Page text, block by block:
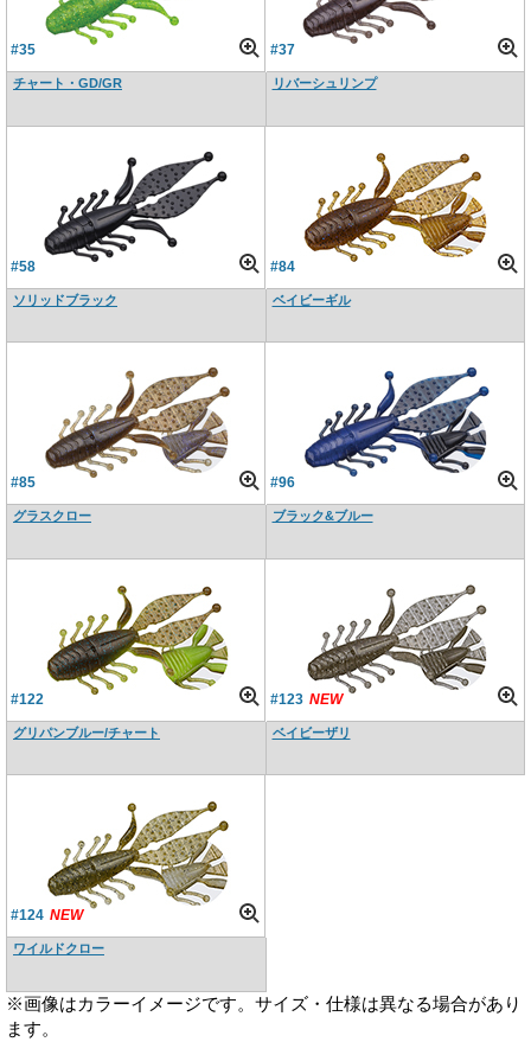
#35
チャート・GD/GR
#37
リバーシュリンプ
#58
ソリッドブラック
#84
ベイビーギル
#85
グラスクロー
#96
ブラック&ブルー
#122
グリパンブルー/チャート
#123 NEW
ベイビーザリ
#124 NEW
ワイルドクロー
※画像はカラーイメージです。サイズ・仕様は異なる場合があり
ます。